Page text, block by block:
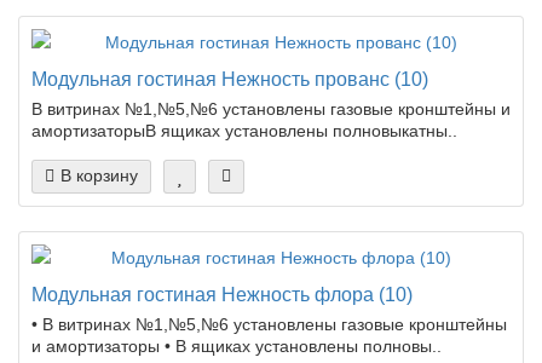
Модульная гостиная Нежность прованс (10)
В витринах №1,№5,№6 установлены газовые кронштейны и
амортизаторыВ ящиках установлены полновыкатны..
В корзину
Модульная гостиная Нежность флора (10)
• В витринах №1,№5,№6 установлены газовые кронштейны
и амортизаторы • В ящиках установлены полновы..